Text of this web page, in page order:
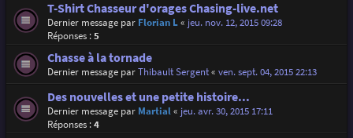
T-Shirt Chasseur d'orages Chasing-live.net
Dernier message par Florian L« jeu. nov. 12, 2015 09:28
Réponses :5
Chasse à la tornade
Dernier message parThibault Sergent« ven. sept. 04, 2015 22:13
Des nouvelles et une petite histoire...
Dernier message par Martial« jeu. avr. 30, 2015 17:11
Réponses :4